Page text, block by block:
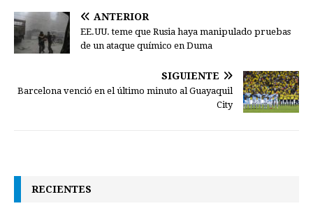
ANTERIOR
EE.UU. teme que Rusia haya manipulado pruebas
de un ataque químico en Duma
SIGUIENTE
Barcelona venció en el último minuto al Guayaquil
City
RECIENTES